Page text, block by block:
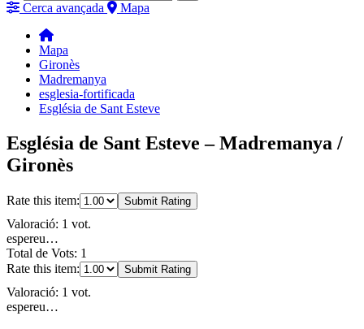
Cerca avançada Mapa
Mapa
Gironès
Madremanya
esglesia-fortificada
Església de Sant Esteve
Església de Sant Esteve – Madremanya /
Gironès
Rate this item: Submit Rating
Valoració: 1 vot.
espereu…
Total de Vots: 1
Rate this item:
Submit Rating
Valoració: 1 vot.
espereu…